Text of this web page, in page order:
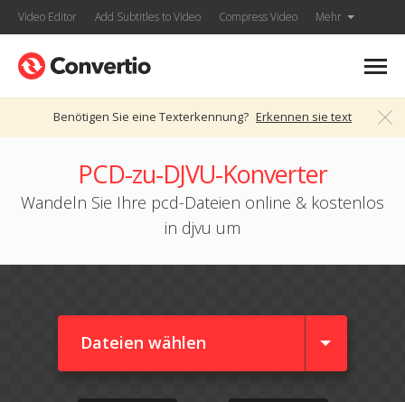
Video Editor Add Subtitles to Video Compress Video Mehr
Benötigen Sie eine Texterkennung? Erkennen sie text
PCD-zu-DJVU-Konverter
Wandeln Sie Ihre pcd-Dateien online & kostenlos
in djvu um
Dateien wählen